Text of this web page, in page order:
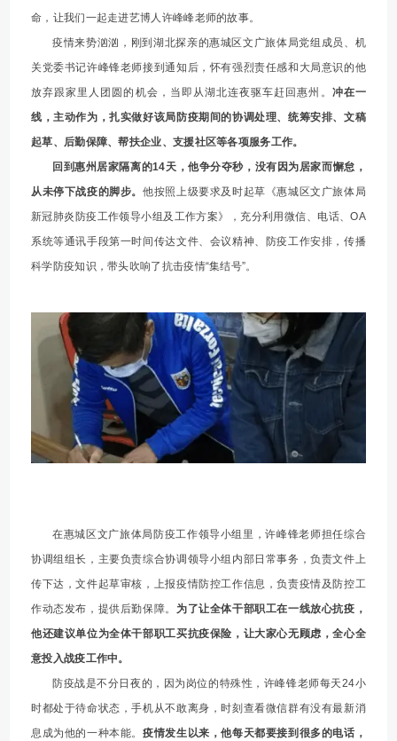
命，让我们一起走进艺博人许峰峰老师的故事。
疫情来势汹汹，刚到湖北探亲的惠城区文广旅体局党组成员、机
关党委书记许峰锋老师接到通知后，怀有强烈责任感和大局意识的他
放弃跟家里人团圆的机会，当即从湖北连夜驱车赶回惠州。 冲在一
线，主动作为，扎实做好该局防疫期间的协调处理、统筹安排、文稿
起草、后勤保障、帮扶企业、支援社区等各项服务工作。
回到惠州居家隔离的14天，他争分夺秒，没有因为居家而懈怠，
从未停下战疫的脚步。他按照上级要求及时起草《惠城区文广旅体局
新冠肺炎防疫工作领导小组及工作方案》，充分利用微信、电话、OA
系统等通讯手段第一时间传达文件、会议精神、防疫工作安排，传播
科学防疫知识，带头吹响了抗击疫情“集结号”。
在惠城区文广旅体局防疫工作领导小组里，许峰锋老师担任综合
协调组组长，主要负责综合协调领导小组内部日常事务，负责文件上
传下达，文件起草审核，上报疫情防控工作信息，负责疫情及防控工
作动态发布，提供后勤保障。 为了让全体干部职工在一线放心抗疫，
他还建议单位为全体干部职工买抗疫保险，让大家心无顾虑，全心全
意投入战疫工作中。
防疫战是不分日夜的，因为岗位的特殊性，许峰锋老师每天24小
时都处于待命状态，手机从不敢离身，时刻查看微信群有没有最新消
息成为他的一种本能。疫情发生以来，他每天都要接到很多的电话，